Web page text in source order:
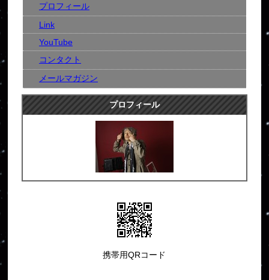
プロフィール
Link
YouTube
コンタクト
メールマガジン
プロフィール
携帯用QRコード